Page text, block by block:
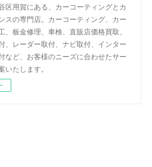
用賀にある、カーコーティングとカ
スの専門店。カーコーティング、カー
、板金修理、車検、直販店価格買取、
、レーダー取付、ナビ取付、インター
など、お客様のニーズに合わせたサー
いたします。